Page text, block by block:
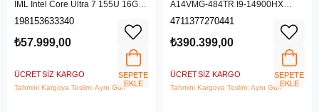
IML Intel Core Ultra 7 155U 16GB
512GB SSD 14" WUXGA IPS
Panel Freedos Dokunmatik Ekran
Laptop 21MX002VTR
198153633340
₺57.999,00
ÜCRETSIZ KARGO
Tahmini Kargoya Teslim: Aynı Gün
SEPETE
EKLE
A14VMG-484TR I9-14900HX
128GB DDR5 RTX5000 ADA
GDDR6 16GB 4TB SSD 18.0
UHD+
4711377270441
₺390.399,00
ÜCRETSIZ KARGO
Tahmini Kargoya Teslim: Aynı Gün
SEPETE
EKLE